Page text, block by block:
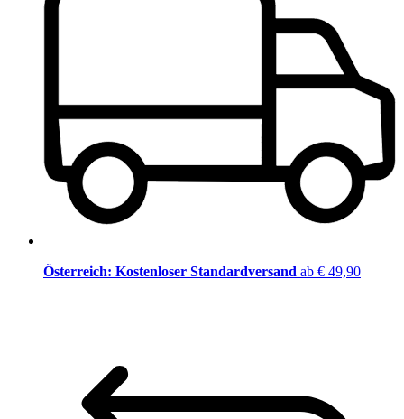
Österreich: Kostenloser Standardversand ab € 49,90